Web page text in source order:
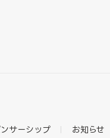
サーシップ お知らせ